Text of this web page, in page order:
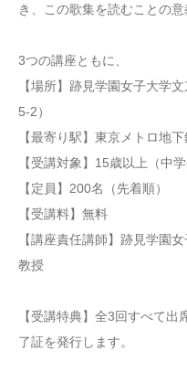
き、この歌集を読むことの意
3つの講座ともに、
【場所】跡見学園女子大学
5-2）
【最寄り駅】東京メトロ地
【受講対象】15歳以上（中学
【定員】200名（先着順）
【受講料】無料
【講座責任講師】跡見学園
教授
【受講特典】全3回すべて
了証を発行します。